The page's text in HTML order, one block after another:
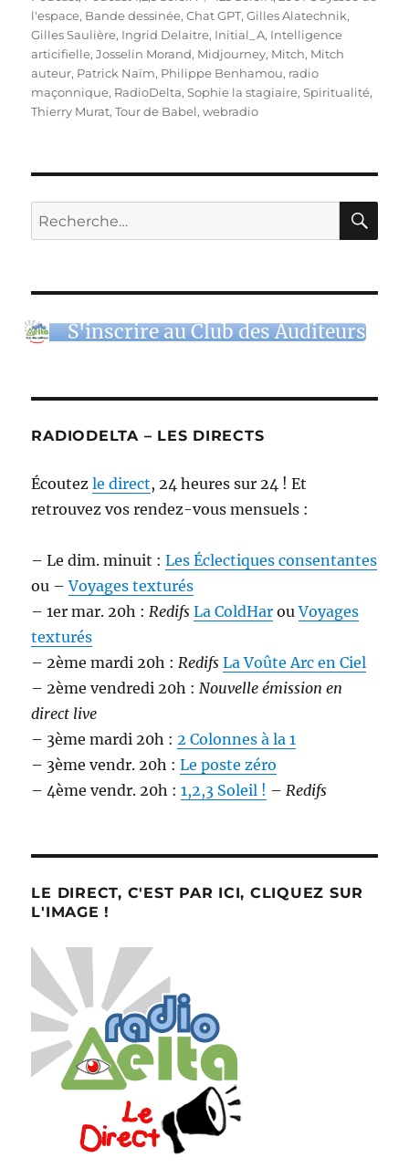
l'espace, Bande dessinée,Chat GPT,Gilles Alatechnik,
Gilles Saulière, Ingrid Delaitre, Initial_A, Intelligence
articifielle,Josselin Morand, Midjourney, Mitch, Mitch
auteur, Patrick Naïm, Philippe Benhamou, radio
maçonnique, RadioDelta,Sophie la stagiaire,Spiritualité,
Thierry Murat,Tour de Babel,webradio
Recherche
pour :
S'inscrire au Club des Auditeurs
RADIODELTA – LES DIRECTS
Écoutezle direct, 24 heures sur 24 ! Et
retrouvez vos rendez-vous mensuels :
– Le dim. minuit :Les Éclectiques consentantes
ou –Voyages texturés
– 1er mar. 20h : Redifs La ColdHar ouVoyages
texturés
– 2ème mardi 20h : Redifs La Voûte Arc en Ciel
– 2ème vendredi 20h : Nouvelle émission en
direct live
– 3ème mardi 20h : 2 Colonnes à la 1
– 3ème vendr. 20h :Le poste zéro
– 4ème vendr. 20h :1,2,3 Soleil ! – Redifs
LE DIRECT, C'EST PAR ICI, CLIQUEZ SUR
L'IMAGE !